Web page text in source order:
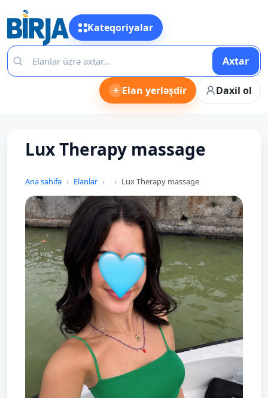
Kateqoriyalar
Axtar
+ Elan yerləşdir Daxil ol
Lux Therapy massage
Ana səhifə Elanlar Lux Therapy massage